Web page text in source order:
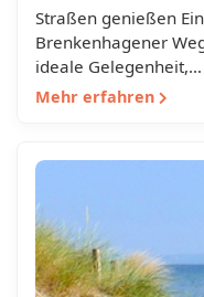
Straßen genießen
Brenkenhagener
ideale Gelegenheit,…
Mehr erfahren